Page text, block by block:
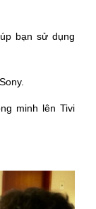
bạn sử dụng
minh lên Tivi